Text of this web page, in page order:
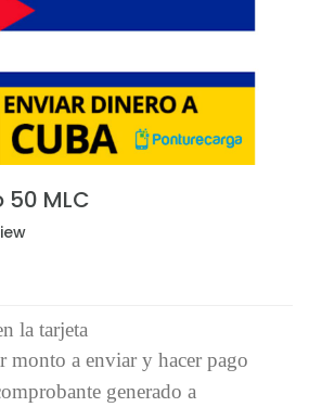
50 MLC
la tarjeta
monto a enviar y hacer pago
generado a